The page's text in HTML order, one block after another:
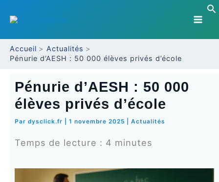
au
contenu
Accueil
Actualités
Pénurie d’AESH : 50 000 élèves privés d’école
Pénurie d’AESH : 50 000
élèves privés d’école
Par dysclick.fr 1 novembre 2025 Actualités
Temps de lecture : 4 minutes